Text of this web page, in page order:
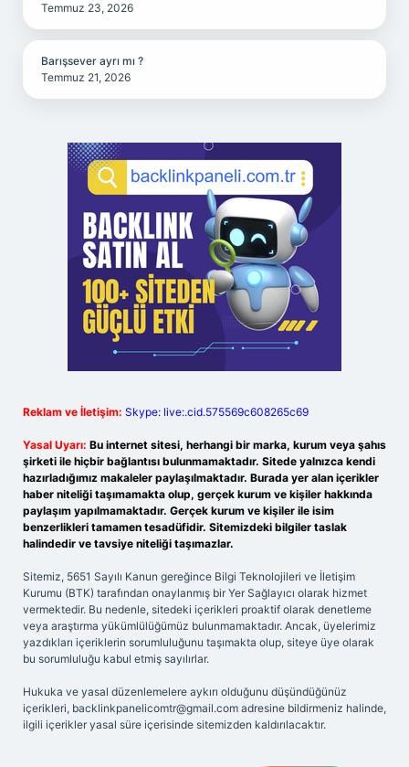
Temmuz 23, 2026
Barışsever ayrı mı ?
Temmuz 21, 2026
Reklam ve İletişim: Skype: live:.cid.575569c608265c69
Yasal Uyarı: Bu internet sitesi, herhangi bir marka, kurum veya şahıs
şirketi ile hiçbir bağlantısı bulunmamaktadır. Sitede yalnızca kendi
hazırladığımız makaleler paylaşılmaktadır. Burada yer alan içerikler
haber niteliği taşımamakta olup, gerçek kurum ve kişiler hakkında
paylaşım yapılmamaktadır. Gerçek kurum ve kişiler ile isim
benzerlikleri tamamen tesadüfidir. Sitemizdeki bilgiler taslak
halindedir ve tavsiye niteliği taşımazlar.
Sitemiz, 5651 Sayılı Kanun gereğince Bilgi Teknolojileri ve İletişim
Kurumu (BTK) tarafından onaylanmış bir Yer Sağlayıcı olarak hizmet
vermektedir. Bu nedenle, sitedeki içerikleri proaktif olarak denetleme
veya araştırma yükümlülüğümüz bulunmamaktadır. Ancak, üyelerimiz
yazdıkları içeriklerin sorumluluğunu taşımakta olup, siteye üye olarak
bu sorumluluğu kabul etmiş sayılırlar.
Hukuka ve yasal düzenlemelere aykırı olduğunu düşündüğünüz
içerikleri, backlinkpanelicomtr@gmail.com adresine bildirmeniz halinde,
ilgili içerikler yasal süre içerisinde sitemizden kaldırılacaktır.